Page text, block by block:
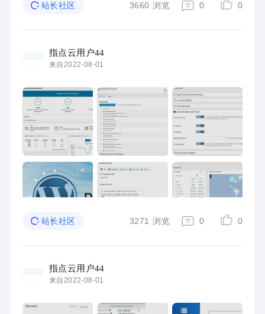
站长社区 3660 浏览 0 0
指点云用户44
来自2022-08-01
站长社区 3271 浏览 0 0
指点云用户44
来自2022-08-01